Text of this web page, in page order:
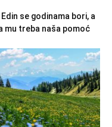
Edin se godinama bori, a
mu treba naša pomoć